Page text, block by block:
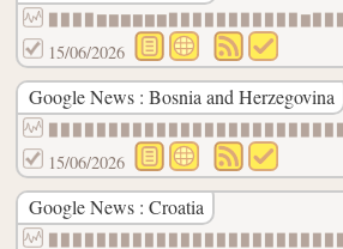
15/06/2026
Google News : Bosnia and Herzegovina
15/06/2026
Google News : Croatia